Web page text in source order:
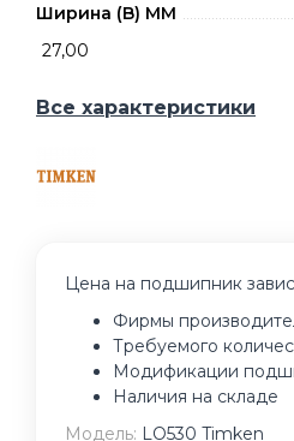
Ширина (B) MM
27,00
Все характеристики
Цена на подшипник
Фирмы
Требуемого
Модификации
Наличия на складе
Модель: LO530 Timken